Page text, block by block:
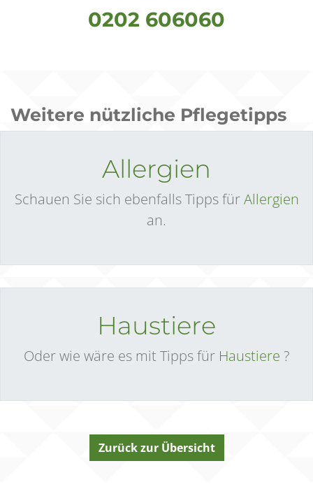
0202 606060
Weitere nützliche Pflegetipps
Allergien
Schauen Sie sich ebenfalls Tipps fürAllergien
an.
Haustiere
Oder wie wäre es mit Tipps für Haustiere ?
Zurück zur Übersicht